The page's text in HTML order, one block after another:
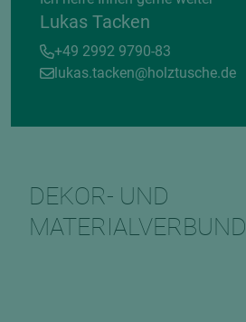
Lukas Tacken
+49 2992 9790-83
lukas.tacken@holztusche.de
DEKOR- UND
MATERIALVERBUND